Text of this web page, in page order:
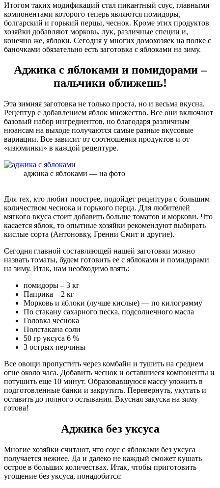
Итогом таких модификаций стал пикантный соус, главными
компонентами которого теперь являются помидоры,
болгарский и горький перцы, чеснок. Кроме этих продуктов
хозяйки добавляют морковь, лук, различные специи и,
конечно же, яблоки. Сегодня у многих домохозяек на полке с
баночками обязательно есть заготовка с яблоками на зиму.
Аджика с яблоками и помидорами –
пальчики оближешь!
Эта зимняя заготовка не только проста, но и весьма вкусна.
Рецептур с добавлением яблок множество. Все они включают
базовый набор ингредиентов, но благодаря различным
нюансам на выходе получаются самые разные вкусовые
вариации. Все зависит от соотношения продуктов и от
«изюминки» в каждой рецептуре.
аджика с яблоками — на фото
Для тех, кто любит поострее, подойдет рецептура с большим
количеством чеснока и горького перца. Для любителей
мягкого вкуса стоит добавить больше томатов и моркови. Что
касается яблок, то опытные хозяйки рекомендуют выбирать
кислые сорта (Антоновку, Гренни Смит и другие).
Сегодня главной составляющей нашей заготовки можно
назвать томаты, будем готовить ее с яблоками и помидорами
на зиму. Итак, нам необходимо взять:
помидоры – 3 кг
Паприка – 2 кг
Морковь и яблоки (лучше кислые) — по килограмму
По стакану сахарного песка, подсолнечного масла
Головка чеснока
Полстакана соли
50 гр уксуса 6 %
3 острых перчины
Все овощи пропустить через комбайн и тушить на среднем
огне около часа. Добавить чеснок и оставшиеся компоненты и
потушить еще 10 минут. Образовавшуюся массу уложить в
подготовленные банки и закрутить. Перевернуть, укутать и
оставить до полного остывания. Вкусная закуска на зиму
готова!
Аджика без уксуса
Многие хозяйки считают, что соус с яблоками без уксуса
получается нежнее. Да и далеко не каждый сможет кушать
острое в больших количествах. Итак, чтобы приготовить
угощение без уксуса, понадобится: